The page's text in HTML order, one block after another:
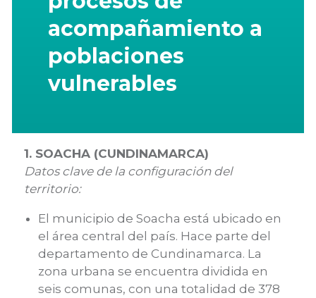
acompañamiento a
poblaciones
vulnerables
1. SOACHA (CUNDINAMARCA)
Datos clave de la configuración del
territorio:
El municipio de Soacha está ubicado en
el área central del país. Hace parte del
departamento de Cundinamarca. La
zona urbana se encuentra dividida en
seis comunas, con una totalidad de 378